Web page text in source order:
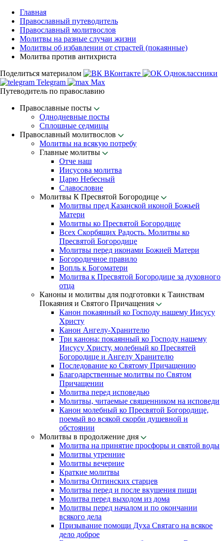
Главная
Православный путеводитель
Православный молитвослов
Молитвы на разные случаи жизни
Молитвы об избавлении от страстей (покаянные)
Молитва против антихриста
Поделиться материалом
ВКонтакте
Одноклассники
Telegram
Max
Путеводитель по православию
Православные посты
Однодневные посты
Сплошные седмицы
Православный молитвослов
Молитвы на всякую потребу
Главные молитвы
Отче наш
Иисусова молитва
Царю Небесный
Славословие
Молитвы К Пресвятой Богородице
Молитвы пред Казанской иконой Божьей
Матери
Молитвы ко Пресвятой Богородице
Всех Скорбящих Радость. Молитвы ко
Пресвятой Богородице
Молитвы перед иконами Божией Матери
Богородичное правило
Вопль к Богоматери
Молитва к Пресвятой Богородице за духовного
отца
Каноны и молитвы для подготовки к Таинствам
Покаяния и Святого Причащения
Канон покаянный ко Господу нашему Иисусу
Христу
Канон Ангелу-Хранителю
Три канона: покаянный ко Господу нашему
Иисусу Христу, молебный ко Пресвятей
Богородице и Ангелу Хранителю
Последование ко Святому Причащению
Благодарственные молитвы по Святом
Причащении
Молитва перед исповедью
Молитвы, читаемые священником на исповеди
Канон молебный ко Пресвятой Богородице,
поемый во всякой скорби душевной и
обстоянии
Молитвы в продолжение дня
Молитва на принятие просфоры и святой воды
Молитвы утренние
Молитвы вечерние
Краткие молитвы
Молитва Оптинских старцев
Молитвы перед и после вкушения пищи
Молитва перед выходом из дома
Молитвы перед началом и по окончании
всякого дела
Призывание помощи Духа Святаго на всякое
дело доброе